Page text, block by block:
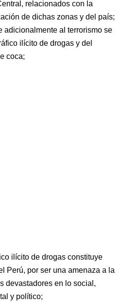
relacionados con la
de dichas zonas y del país;
adicionalmente al terrorismo se
ilícito de drogas y del
coca;
ilícito de drogas constituye
Perú, por ser una amenaza a la
devastadores en lo social,
y político;